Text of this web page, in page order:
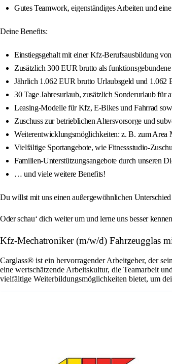
Gutes Teamwork, eigenständiges Arbeiten und
Deine Benefits:
Einstiegsgehalt mit einer Kfz-Berufsausbildung
Zusätzlich 300 EUR brutto als
Jährlich 1.062 EUR brutto Urlaubsgeld und 1.062
30 Tage Jahresurlaub, zusätzlich Sonderurlaub für
Leasing-Modelle für Kfz, E-Bikes und Fahrrad
Zuschuss zur betrieblichen Altersvorsorge und
Weiterentwicklungsmöglichkeiten: z. B. zum Area
Vielfältige Sportangebote, wie Fitnessstudio-
Familien-Unterstützungsangebote durch unseren
… und viele weitere Benefits!
Du willst mit uns einen außergewöhnlichen
Oder schau‘ dich weiter um und lerne uns besser
Kfz-Mechatroniker (m/w/d) Fahrzeugglas
Carglass® ist ein hervorragender Arbeitgeber, der
eine wertschätzende Arbeitskultur, die Teamarbeit
vielfältige Weiterbildungsmöglichkeiten bietet, um